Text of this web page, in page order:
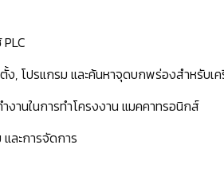
ง, โปรแกรม และค้นหาจุดบกพร่องสำหรับ
งานในการทำโครงงาน แมคคาทรอนิกส์
ละการจัดการ